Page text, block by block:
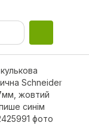
синя, пише